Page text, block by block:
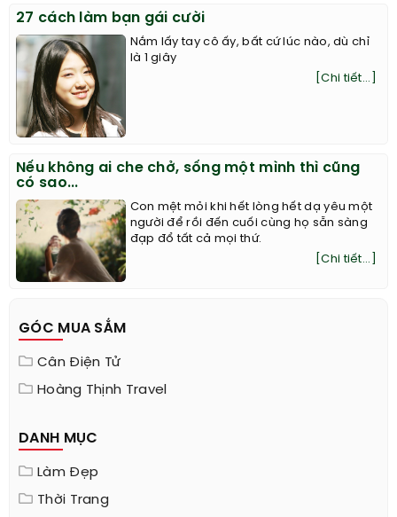
27 cách làm bạn gái cười
Nắm lấy tay cô ấy, bất cứ lúc nào, dù chỉ
là 1 giây
[Chi tiết...]
Nếu không ai che chở, sống một mình thì cũng
có sao...
Con mệt mỏi khi hết lòng hết dạ yêu một
người để rồi đến cuối cùng họ sẵn sàng
đạp đổ tất cả mọi thứ.
[Chi tiết...]
GÓC MUA SẮM
Cân Điện Tử
Hoàng Thịnh Travel
DANH MỤC
Làm Đẹp
Thời Trang